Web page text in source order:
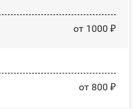
от 1000 ₽
от 800 ₽